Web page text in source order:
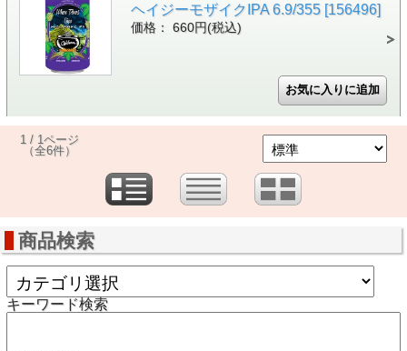
ヘイジーモザイクIPA 6.9/355 [156496]
価格： 660円(税込)
1 / 1ページ
（全6件）
商品検索
キーワード検索